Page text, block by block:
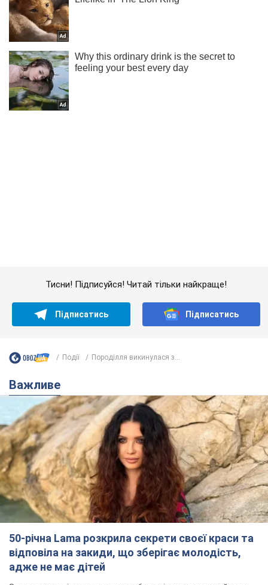
50-річна Lama розкрила секрети своєї краси та
відповіла на закиди, що зберігає молодість,
адже не має дітей
За словами співачки, вона не робить нічого надзвичайного
3 часа назад 6,1 т.
Скільки балістичних ракет
українська ППО перехопила в липні: у
Міноборони назвали цифру
Українська ППО працювала в умовах дефіциту
ракет-перехоплювачів
6 часов назад